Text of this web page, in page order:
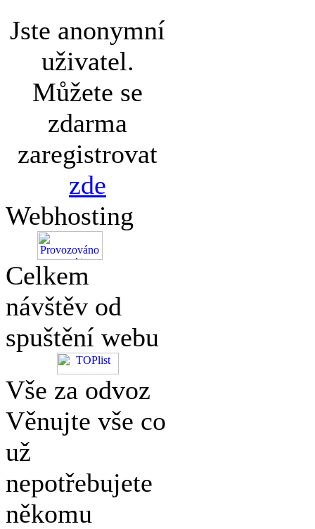
Jste anonymní
uživatel.
Můžete se
zdarma
zaregistrovat
zde
Webhosting
Celkem
návštěv od
spuštění webu
Vše za odvoz
Věnujte vše co
už
nepotřebujete
někomu